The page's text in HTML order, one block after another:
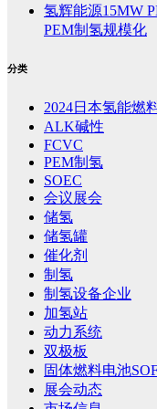
氢辉能源15MW
PEM制氢规模化
分类
2024日本氢能燃
ALK碱性
FCVC
PEM制氢
SOEC
会议展会
储氢
储氢罐
催化剂
制氢
制氢设备企业
加氢站
动力系统
双极板
固体燃料电池
展会动态